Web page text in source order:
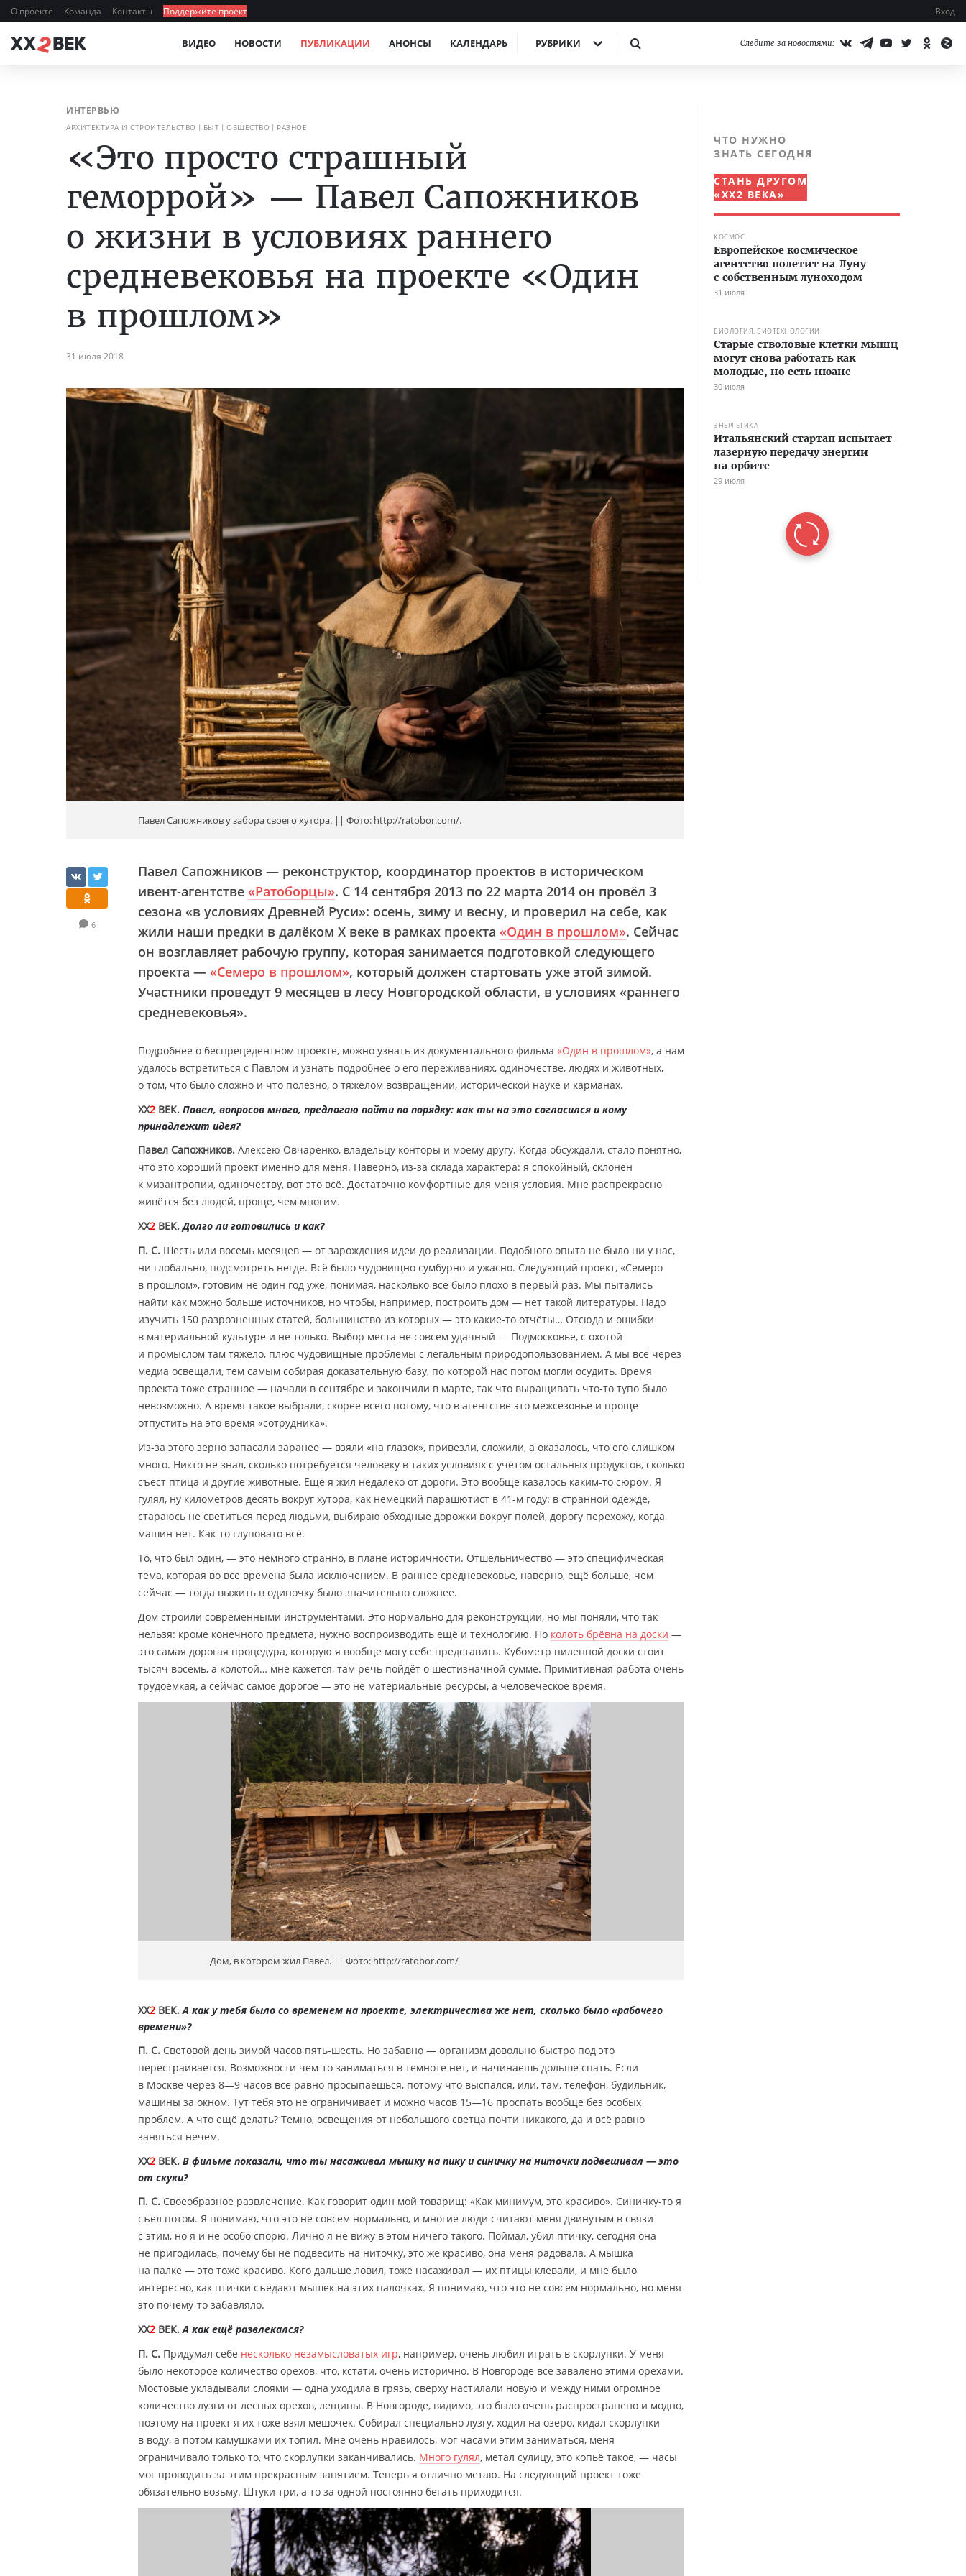
О проекте Команда Контакты Поддержите проект Вход
ВИДЕО НОВОСТИ ПУБЛИКАЦИИ АНОНСЫ КАЛЕНДАРЬ РУБРИКИ Следите за новостями:
ИНТЕРВЬЮ
АРХИТЕКТУРА И СТРОИТЕЛЬСТВО БЫТ ОБЩЕСТВО РАЗНОЕ
«Это просто страшный
геморрой» — Павел Сапожников
о жизни в условиях раннего
средневековья на проекте «Один
в прошлом»
31 июля 2018
Павел Сапожников у забора своего хутора. || Фото: http://ratobor.com/.
6
Павел Сапожников — реконструктор, координатор проектов в историческом
ивент-агентстве «Ратоборцы». С 14 сентября 2013 по 22 марта 2014 он провёл 3
сезона «в условиях Древней Руси»: осень, зиму и весну, и проверил на себе, как
жили наши предки в далёком X веке в рамках проекта «Один в прошлом». Сейчас
он возглавляет рабочую группу, которая занимается подготовкой следующего
проекта — «Семеро в прошлом», который должен стартовать уже этой зимой.
Участники проведут 9 месяцев в лесу Новгородской области, в условиях «раннего
средневековья».
Подробнее о беспрецедентном проекте, можно узнать из документального фильма «Один в прошлом», а нам
удалось встретиться с Павлом и узнать подробнее о его переживаниях, одиночестве, людях и животных,
о том, что было сложно и что полезно, о тяжёлом возвращении, исторической науке и карманах.
XX2 ВЕК. Павел, вопросов много, предлагаю пойти по порядку: как ты на это согласился и кому
принадлежит идея?
Павел Сапожников. Алексею Овчаренко, владельцу конторы и моему другу. Когда обсуждали, стало понятно,
что это хороший проект именно для меня. Наверно, из-за склада характера: я спокойный, склонен
к мизантропии, одиночеству, вот это всё. Достаточно комфортные для меня условия. Мне распрекрасно
живётся без людей, проще, чем многим.
XX2 ВЕК. Долго ли готовились и как?
П. С. Шесть или восемь месяцев — от зарождения идеи до реализации. Подобного опыта не было ни у нас,
ни глобально, подсмотреть негде. Всё было чудовищно сумбурно и ужасно. Следующий проект, «Семеро
в прошлом», готовим не один год уже, понимая, насколько всё было плохо в первый раз. Мы пытались
найти как можно больше источников, но чтобы, например, построить дом — нет такой литературы. Надо
изучить 150 разрозненных статей, большинство из которых — это какие-то отчёты… Отсюда и ошибки
в материальной культуре и не только. Выбор места не совсем удачный — Подмосковье, с охотой
и промыслом там тяжело, плюс чудовищные проблемы с легальным природопользованием. А мы всё через
медиа освещали, тем самым собирая доказательную базу, по которой нас потом могли осудить. Время
проекта тоже странное — начали в сентябре и закончили в марте, так что выращивать что-то тупо было
невозможно. А время такое выбрали, скорее всего потому, что в агентстве это межсезонье и проще
отпустить на это время «сотрудника».
Из-за этого зерно запасали заранее — взяли «на глазок», привезли, сложили, а оказалось, что его слишком
много. Никто не знал, сколько потребуется человеку в таких условиях с учётом остальных продуктов, сколько
съест птица и другие животные. Ещё я жил недалеко от дороги. Это вообще казалось каким-то сюром. Я
гулял, ну километров десять вокруг хутора, как немецкий парашютист в 41-м году: в странной одежде,
стараюсь не светиться перед людьми, выбираю обходные дорожки вокруг полей, дорогу перехожу, когда
машин нет. Как-то глуповато всё.
То, что был один, — это немного странно, в плане историчности. Отшельничество — это специфическая
тема, которая во все времена была исключением. В раннее средневековье, наверно, ещё больше, чем
сейчас — тогда выжить в одиночку было значительно сложнее.
Дом строили современными инструментами. Это нормально для реконструкции, но мы поняли, что так
нельзя: кроме конечного предмета, нужно воспроизводить ещё и технологию. Но колоть брёвна на доски —
это самая дорогая процедура, которую я вообще могу себе представить. Кубометр пиленной доски стоит
тысяч восемь, а колотой… мне кажется, там речь пойдёт о шестизначной сумме. Примитивная работа очень
трудоёмкая, а сейчас самое дорогое — это не материальные ресурсы, а человеческое время.
Дом, в котором жил Павел. || Фото: http://ratobor.com/
XX2 ВЕК. А как у тебя было со временем на проекте, электричества же нет, сколько было «рабочего
времени»?
П. С. Световой день зимой часов пять-шесть. Но забавно — организм довольно быстро под это
перестраивается. Возможности чем-то заниматься в темноте нет, и начинаешь дольше спать. Если
в Москве через 8—9 часов всё равно просыпаешься, потому что выспался, или, там, телефон, будильник,
машины за окном. Тут тебя это не ограничивает и можно часов 15—16 проспать вообще без особых
проблем. А что ещё делать? Темно, освещения от небольшого светца почти никакого, да и всё равно
заняться нечем.
XX2 ВЕК. В фильме показали, что ты насаживал мышку на пику и синичку на ниточки подвешивал — это
от скуки?
П. С. Своеобразное развлечение. Как говорит один мой товарищ: «Как минимум, это красиво». Синичку-то я
съел потом. Я понимаю, что это не совсем нормально, и многие люди считают меня двинутым в связи
с этим, но я и не особо спорю. Лично я не вижу в этом ничего такого. Поймал, убил птичку, сегодня она
не пригодилась, почему бы не подвесить на ниточку, это же красиво, она меня радовала. А мышка
на палке — это тоже красиво. Кого дальше ловил, тоже насаживал — их птицы клевали, и мне было
интересно, как птички съедают мышек на этих палочках. Я понимаю, что это не совсем нормально, но меня
это почему-то забавляло.
XX2 ВЕК. А как ещё развлекался?
П. С. Придумал себе несколько незамысловатых игр, например, очень любил играть в скорлупки. У меня
было некоторое количество орехов, что, кстати, очень исторично. В Новгороде всё завалено этими орехами.
Мостовые укладывали слоями — одна уходила в грязь, сверху настилали новую и между ними огромное
количество лузги от лесных орехов, лещины. В Новгороде, видимо, это было очень распространено и модно,
поэтому на проект я их тоже взял мешочек. Собирал специально лузгу, ходил на озеро, кидал скорлупки
в воду, а потом камушками их топил. Мне очень нравилось, мог часами этим заниматься, меня
ограничивало только то, что скорлупки заканчивались. Много гулял, метал сулицу, это копьё такое, — часы
мог проводить за этим прекрасным занятием. Теперь я отлично метаю. На следующий проект тоже
обязательно возьму. Штуки три, а то за одной постоянно бегать приходится.
ЧТО НУЖНО
ЗНАТЬ СЕГОДНЯ
СТАНЬ ДРУГОМ
«XX2 ВЕКА»
КОСМОС
Европейское космическое
агентство полетит на Луну
с собственным луноходом
31 июля
БИОЛОГИЯ, БИОТЕХНОЛОГИИ
Старые стволовые клетки мышц
могут снова работать как
молодые, но есть нюанс
30 июля
ЭНЕРГЕТИКА
Итальянский стартап испытает
лазерную передачу энергии
на орбите
29 июля